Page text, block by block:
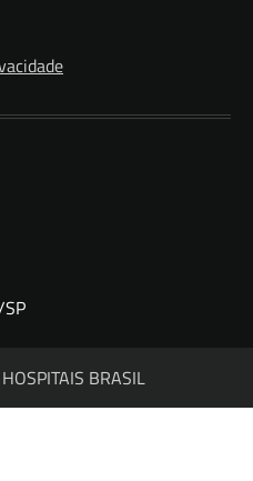
HOSPITAIS BRASIL